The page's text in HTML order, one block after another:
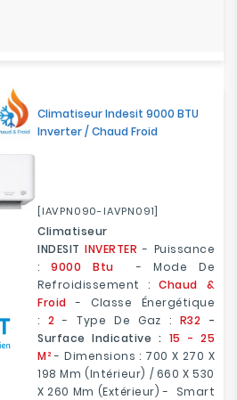
Climatiseur Indesit 9000 BTU
Inverter / Chaud Froid
[IAVPN090-IAVPN091]
Climatiseur
INDESIT INVERTER - Puissance
:
9000 Btu - Mode De
Refroidissement :Chaud &
Froid- Classe Énergétique
: 2 - Type De Gaz : R32 -
Surface Indicative : 15 - 25
M²- Dimensions : 700 X 270 X
198 Mm (Intérieur) / 660 X 530
X 260 Mm (Extérieur) - Smart